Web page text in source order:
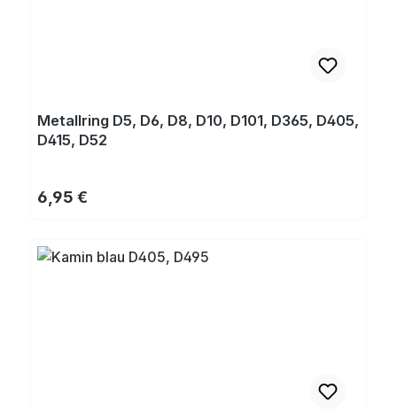
Metallring D5, D6, D8, D10, D101, D365, D405,
D415, D52
Regulärer Preis:
6,95 €